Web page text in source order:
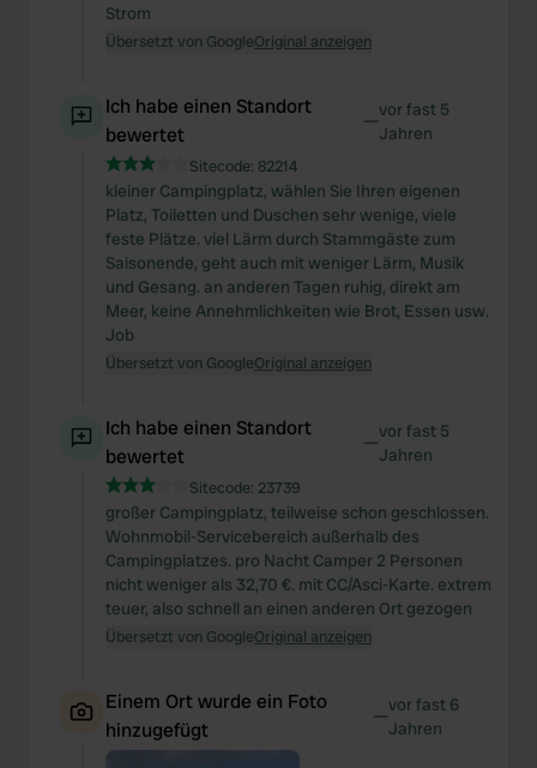
Strom
Übersetzt von GoogleOriginal anzeigen
Ich habe einen Standort
bewertet
—vor fast 5
Jahren
Sitecode: 82214
kleiner Campingplatz, wählen Sie Ihren eigenen
Platz, Toiletten und Duschen sehr wenige, viele
feste Plätze. viel Lärm durch Stammgäste zum
Saisonende, geht auch mit weniger Lärm, Musik
und Gesang. an anderen Tagen ruhig, direkt am
Meer, keine Annehmlichkeiten wie Brot, Essen usw.
Job
Übersetzt von GoogleOriginal anzeigen
Ich habe einen Standort
bewertet
—vor fast 5
Jahren
Sitecode: 23739
großer Campingplatz, teilweise schon geschlossen.
Wohnmobil-Servicebereich außerhalb des
Campingplatzes. pro Nacht Camper 2 Personen
nicht weniger als 32,70 €. mit CC/Asci-Karte. extrem
teuer, also schnell an einen anderen Ort gezogen
Übersetzt von GoogleOriginal anzeigen
Einem Ort wurde ein Foto
hinzugefügt
—vor fast 6
Jahren